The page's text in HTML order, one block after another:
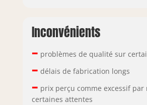
Inconvénients
– problèmes de qualité sur
– délais de fabrication longs
– prix perçu comme excessif par
certaines attentes